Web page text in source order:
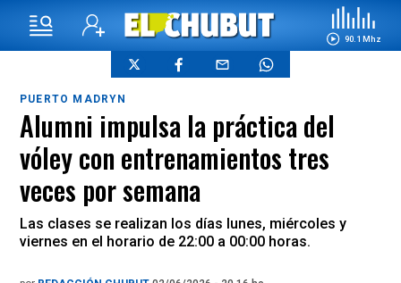
90.1 Mhz
PUERTO MADRYN
Alumni impulsa la práctica del
vóley con entrenamientos tres
veces por semana
Las clases se realizan los días lunes, miércoles y
viernes en el horario de 22:00 a 00:00 horas.